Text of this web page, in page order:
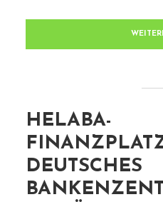
HELABA-
DEUTSCHES